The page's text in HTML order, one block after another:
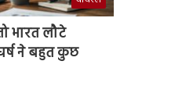
भारत लौटे
ने बहुत कुछ